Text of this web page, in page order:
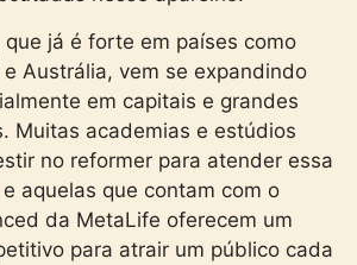
que já é forte em países como
Austrália, vem se expandindo
em capitais e grandes
Muitas academias e estúdios
no reformer para atender essa
aquelas que contam com o
da MetaLife oferecem um
para atrair um público cada